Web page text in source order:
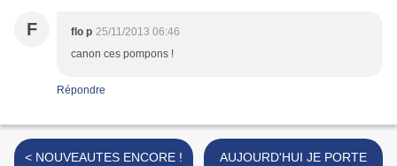
F flo p 25/11/2013 06:46
canon ces pompons !
Répondre
< NOUVEAUTES ENCORE !
AUJOURD'HUI JE PORTE